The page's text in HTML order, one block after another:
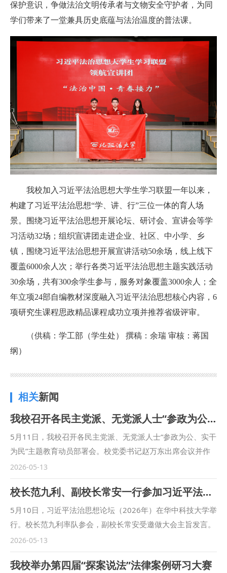
保护意识，争做法治文明传承者与文物安全守护者，为同
学们带来了一堂兼具历史底蕴与法治温度的普法课。
我校加入习近平法治思想大学生学习联盟一年以来，
构建了习近平法治思想“学、讲、行”三位一体的育人场
景。围绕习近平法治思想开展论坛、研讨会、宣讲会等学
习活动32场；组织宣讲团走进企业、社区、中小学、乡
镇，围绕习近平法治思想开展宣讲活动50余场，线上线下
覆盖6000余人次；举行各类习近平法治思想主题实践活动
30余场，共有300余学生参与，服务对象覆盖3000余人；全
年立项24部自编教材深度融入习近平法治思想核心内容，6
项研究生课程思政精品课程成功立项并推荐省级评审。
（供稿：学工部（学生处） 撰稿：余瑞 审核：蒋国
纲）
相关新闻
我校召开各民主党派、无党派人士“参政为公、实干为民”主题教育动员部署会
5月11日，我校召开各民主党派、无党派人士“参政为公、实干
为民”主题教育动员部署会。校党委书记赵万东出席会议并作
动员讲话，党委委员、副校长张荣刚参加会议。党委委员、党
委统战部部长燕福民主持会议。 赵万东肯定了各民主党派、
无党派人士长期在参政议政以及推动学校改革发展中所作出的
积极贡献。他指出，开展“参政为公、实干为民”主题教育，既
是赓续多党合作优良传统、巩固共同思想政治基础的必然要
求，也是凝聚全校统一战线智慧力量、服务学校高质量发展的
重要举措。他强调，全校各民主党派、无党派人士要多献良
策、汇聚众智，助力科学决策更好回应时代之变，推动学校行
2026-05-13
校长范九利、副校长常安一行参加习近平法治思想论坛（2026年）
5月10日，习近平法治思想论坛（2026年）在华中科技大学举
行。校长范九利率队参会，副校长常安受邀做大会主旨发言。
法治学院 法律硕士教育学院副院长杨锦帆、法治与中华民族
共同体建设研究中心副主任倪文艳、刑事法学院副教授杨恪在
分论坛作专题发言，法治学院 法律硕士教育学院副院长（新
2026-05-13
我校举办第四届“探案说法”法律案例研习大赛